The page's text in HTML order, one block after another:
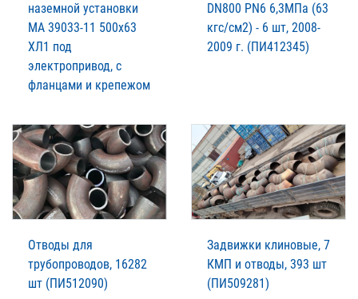
наземной установки
МА 39033-11 500х63
ХЛ1 под
электропривод, с
фланцами и крепежом
DN800 PN6 6,3МПа (63
кгс/см2) - 6 шт, 2008-
2009 г. (ПИ412345)
Отводы для
трубопроводов, 16282
шт (ПИ512090)
Задвижки клиновые, 7
КМП и отводы, 393 шт
(ПИ509281)